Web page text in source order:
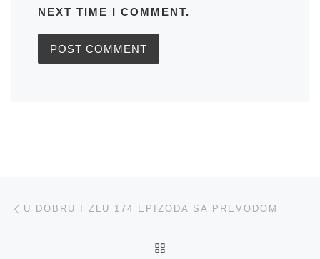
NEXT TIME I COMMENT.
Post navigation
U DOBRU I ZLU 174 EPIZODA SA PREVODOM